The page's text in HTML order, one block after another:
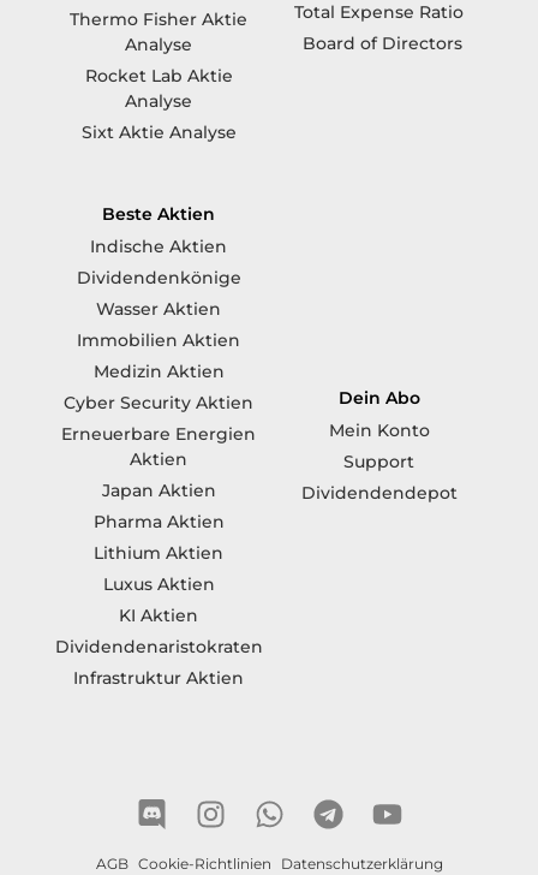
Thermo Fisher Aktie
Analyse
Rocket Lab Aktie
Analyse
Sixt Aktie Analyse
Total Expense Ratio
Board of Directors
Beste Aktien
Indische Aktien
Dividendenkönige
Wasser Aktien
Immobilien Aktien
Medizin Aktien
Cyber Security Aktien
Erneuerbare Energien
Aktien
Japan Aktien
Pharma Aktien
Lithium Aktien
Luxus Aktien
KI Aktien
Dividendenaristokraten
Infrastruktur Aktien
Dein Abo
Mein Konto
Support
Dividendendepot
AGB Cookie-Richtlinien Datenschutzerklärung